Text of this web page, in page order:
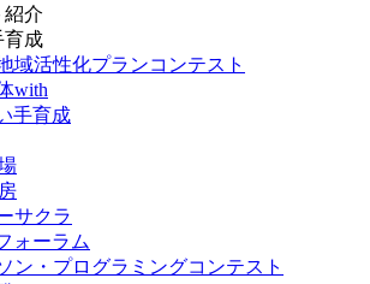
紹介
育成
域活性化プランコンテスト
with
手育成
サクラ
ォーラム
ン・プログラミングコンテスト